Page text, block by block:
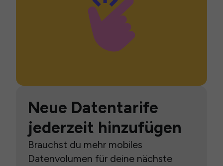
Neue Datentarife
jederzeit hinzufügen
Brauchst du mehr mobiles
Datenvolumen für deine nächste